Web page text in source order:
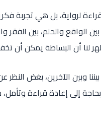
لرواية، بل هي تجربة
والحلم، بين الفقر
لنا أن البساطة يمكن أن
بيننا وبين الآخرين، بغض
إلى إعادة قراءة